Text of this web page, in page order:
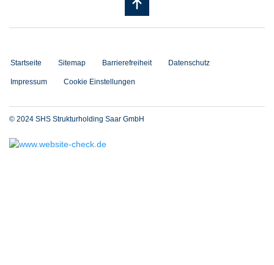
Startseite Sitemap Barrierefreiheit Datenschutz
Impressum Cookie Einstellungen
© 2024 SHS Strukturholding Saar GmbH